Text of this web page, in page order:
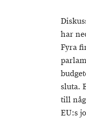
har
Fyra
sluta.
till
EU:s